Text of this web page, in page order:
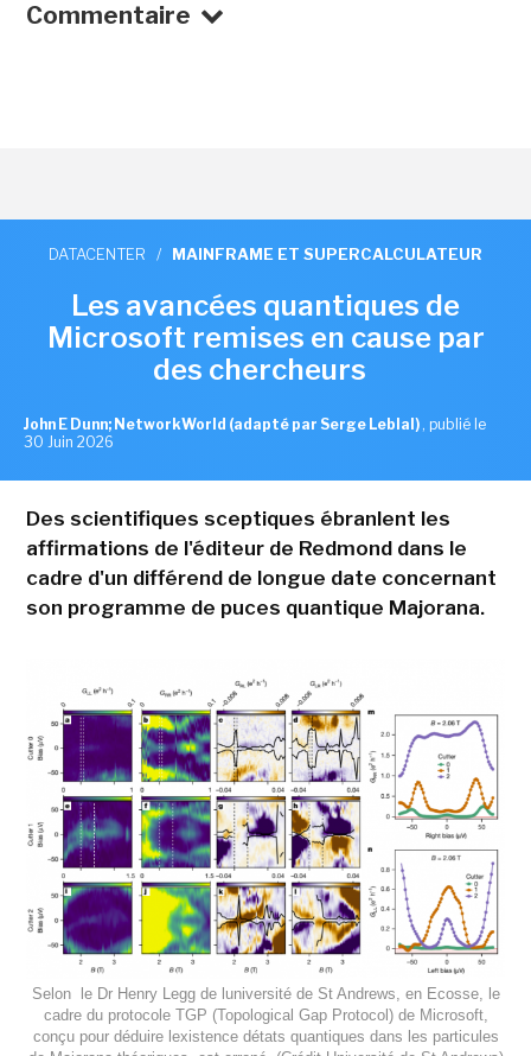
Commentaire
DATACENTER / MAINFRAME ET SUPERCALCULATEUR
Les avancées quantiques de
Microsoft remises en cause par
des chercheurs
John E Dunn; NetworkWorld (adapté par Serge Leblal) , publié le
30 Juin 2026
Des scientifiques sceptiques ébranlent les
affirmations de l'éditeur de Redmond dans le
cadre d'un différend de longue date concernant
son programme de puces quantique Majorana.
Selon le Dr Henry Legg de luniversité de St Andrews, en Ecosse, le
cadre du protocole TGP (Topological Gap Protocol) de Microsoft,
conçu pour déduire lexistence détats quantiques dans les particules